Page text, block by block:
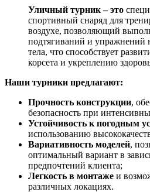
Уличный турник – это
спортивный снаряд для
воздухе, позволяющий
подтягиваний и упражнений
тела, что способствует
корсета и укреплению
Наши турники предлагают:
Прочность конструкции,
безопасность при
Устойчивость к погодным
использованию
Вариативность моделей,
оптимальный вариант в
предпочтений клиента;
Легкость в монтаже и
различных локациях.